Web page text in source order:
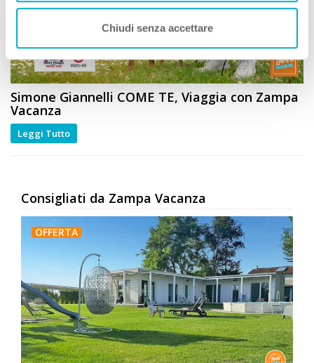
Chiudi senza accettare
Simone Giannelli COME TE, Viaggia con Zampa
Vacanza
Leggi Tutto
Consigliati da Zampa Vacanza
OFFERTA